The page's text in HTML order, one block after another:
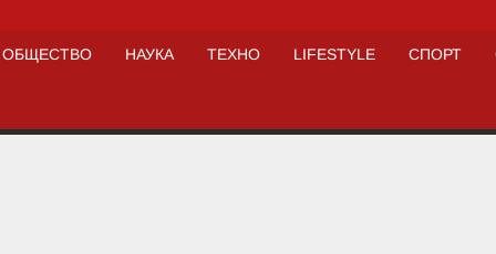
ОБЩЕСТВО НАУКА ТЕХНО LIFESTYLE СПОРТ